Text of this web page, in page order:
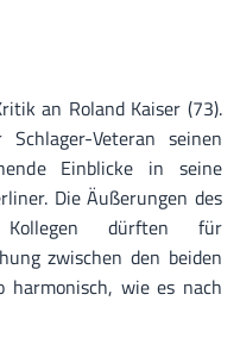
an Roland Kaiser (73).
Veteran seinen
Einblicke in seine
Die Äußerungen des
dürften für
zwischen den beiden
wie es nach